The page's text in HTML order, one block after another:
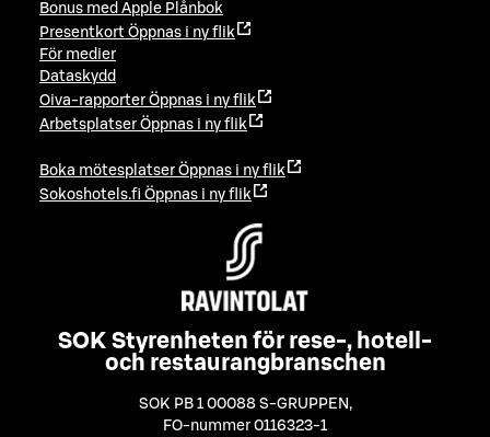
Bonus med Apple Plånbok
Presentkort Öppnas i ny flik
För medier
Dataskydd
Oiva-rapporter Öppnas i ny flik
Arbetsplatser Öppnas i ny flik
Boka mötesplatser Öppnas i ny flik
Sokoshotels.fi Öppnas i ny flik
SOK Styrenheten för rese-, hotell-
och restaurangbranschen
SOK PB 1 00088 S-GRUPPEN ,
FO-nummer 0116323-1